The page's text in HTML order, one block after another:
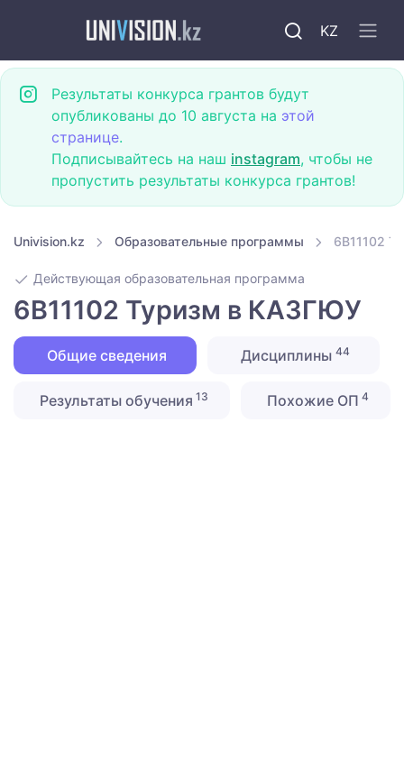
KZ
Результаты конкурса грантов будут
опубликованы до 10 августа на этой
странице.
Подписывайтесь на наш instagram, чтобы не
пропустить результаты конкурса грантов!
Univision.kz Образовательные программы 6B11102
Действующая образовательная программа
6B11102 Туризм в КАЗГЮУ
Общие сведения Дисциплины 44
Результаты обучения 13 Похожие ОП 4